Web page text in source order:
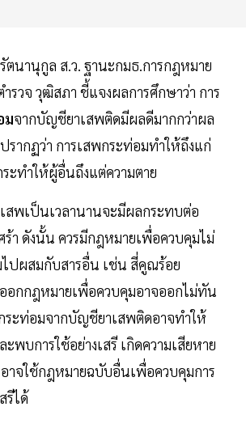
นานุกูล ส.ว. ฐานะกมธ.การกฎหมาย
ำรวจ วุฒิสภา ชี้แจงผลการศึกษาว่า การ
มจากบัญชียาเสพติดมีผลดีมากกว่าผล
รากฏว่า การเสพกระท่อมทำให้ถึงแก่
ะทำให้ผู้อื่นถึงแต่ความตาย
เสพเป็นเวลานานจะมีผลกระทบต่อ
ร้า ดังนั้น ควรมีกฎหมายเพื่อควบคุมไม่
ปผสมกับสารอื่น เช่น สี่คูณร้อย
อกกฎหมายเพื่อควบคุมอาจออกไม่ทัน
ระท่อมจากบัญชียาเสพติดอาจทำให้
พบการใช้อย่างเสรี เกิดความเสียหาย
จใช้กฎหมายฉบับอื่นเพื่อควบคุมการ
รีได้